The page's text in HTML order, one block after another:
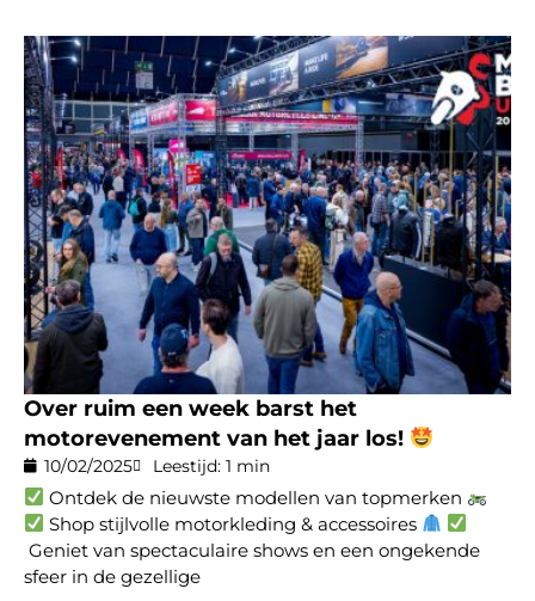
Over ruim een week barst het
motorevenement van het jaar los!
10/02/2025 Leestijd: 1 min
Ontdek de nieuwste modellen van topmerken
Shop stijlvolle motorkleding & accessoires
Geniet van spectaculaire shows en een ongekende
sfeer in de gezellige